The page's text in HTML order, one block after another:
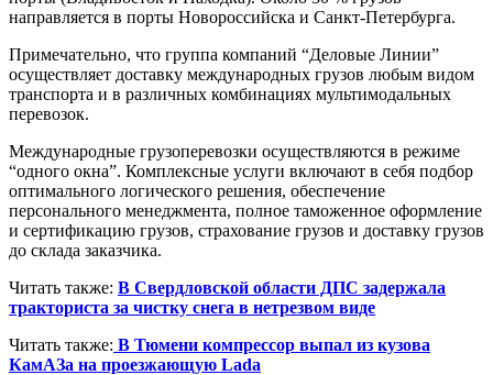
направляется в порты Новороссийска и Санкт-Петербурга.
Примечательно, что группа компаний “Деловые Линии”
осуществляет доставку международных грузов любым видом
транспорта и в различных комбинациях мультимодальных
перевозок.
Международные грузоперевозки осуществляются в режиме
“одного окна”. Комплексные услуги включают в себя подбор
оптимального логического решения, обеспечение
персонального менеджмента, полное таможенное оформление
и сертификацию грузов, страхование грузов и доставку грузов
до склада заказчика.
Читать также: В Свердловской области ДПС задержала
тракториста за чистку снега в нетрезвом виде
Читать также: В Тюмени компрессор выпал из кузова
КамАЗа на проезжающую Lada